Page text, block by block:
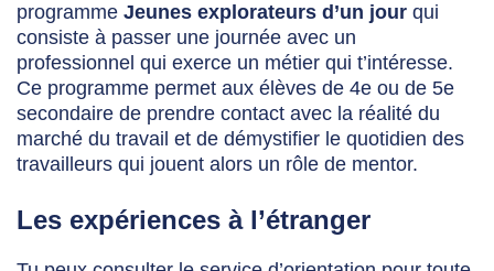
programme Jeunes explorateurs d’un jour qui
consiste à passer une journée avec un
professionnel qui exerce un métier qui t’intéresse.
Ce programme permet aux élèves de 4e ou de 5e
secondaire de prendre contact avec la réalité du
marché du travail et de démystifier le quotidien des
travailleurs qui jouent alors un rôle de mentor.
Les expériences à l’étranger